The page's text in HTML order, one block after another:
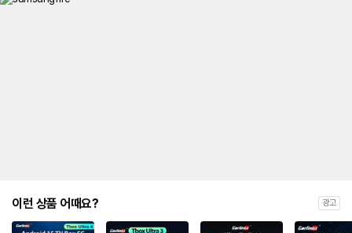
이런 상품 어때요? 광고